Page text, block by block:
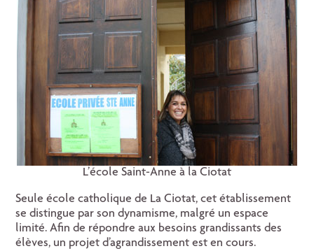
L’école Saint-Anne à la Ciotat
Seule école catholique de La Ciotat, cet établissement
se distingue par son dynamisme, malgré un espace
limité. Afin de répondre aux besoins grandissants des
élèves, un projet d’agrandissement est en cours.